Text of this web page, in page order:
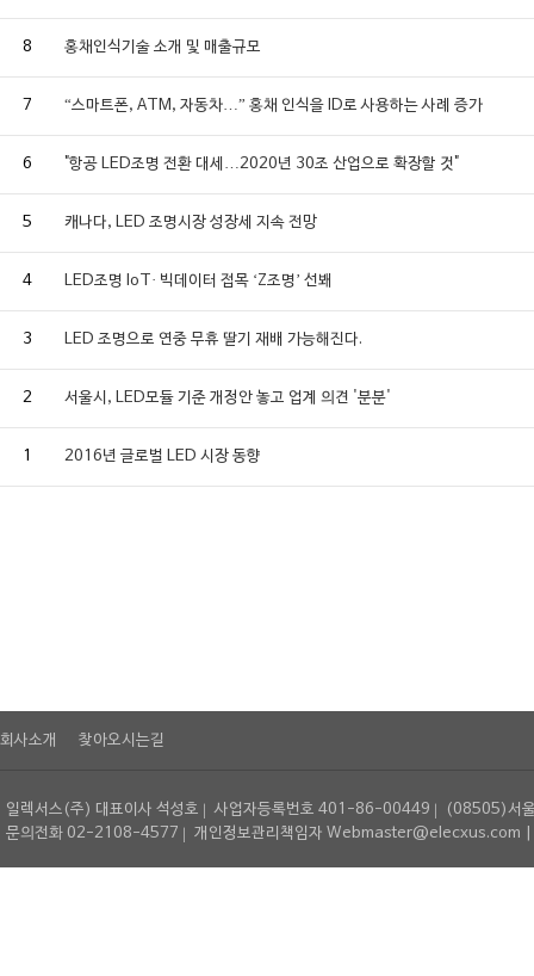
8 홍채인식기술 소개 및 매출규모
7 “스마트폰, ATM, 자동차…” 홍채 인식을 ID로 사용하는 사례 증가
6 "항공 LED조명 전환 대세…2020년 30조 산업으로 확장할 것"
5 캐나다, LED 조명시장 성장세 지속 전망
4 LED조명 IoT· 빅데이터 접목 ‘Z조명’ 선봬
3 LED 조명으로 연중 무휴 딸기 재배 가능해진다.
2 서울시, LED모듈 기준 개정안 놓고 업계 의견 '분분'
1 2016년 글로벌 LED 시장 동향
회사소개 찾아오시는길
일렉서스(주) 대표이사 석성호 사업자등록번호 401-86-00449
(08505)서
문의전화 02-2108-4577
개인정보관리책임자